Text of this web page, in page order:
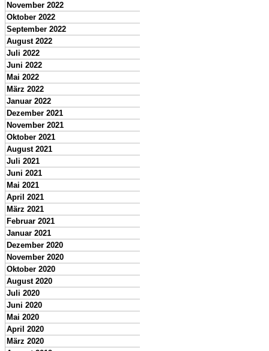
November 2022
Oktober 2022
September 2022
August 2022
Juli 2022
Juni 2022
Mai 2022
März 2022
Januar 2022
Dezember 2021
November 2021
Oktober 2021
August 2021
Juli 2021
Juni 2021
Mai 2021
April 2021
März 2021
Februar 2021
Januar 2021
Dezember 2020
November 2020
Oktober 2020
August 2020
Juli 2020
Juni 2020
Mai 2020
April 2020
März 2020